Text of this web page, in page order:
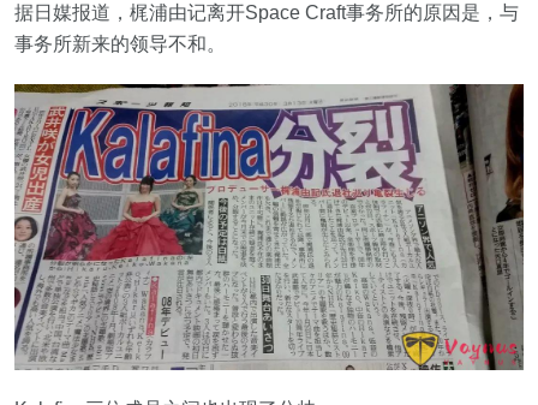
据日媒报道，梶浦由记离开Space Craft事务所的原因是，与
事务所新来的领导不和。